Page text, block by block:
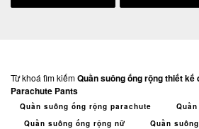
Từ khoá tìm kiếmQuần suông ống rộng thiết
Parachute Pants
Quần suông ống rộng parachute
Quần suông ống rộng nữ
Quần